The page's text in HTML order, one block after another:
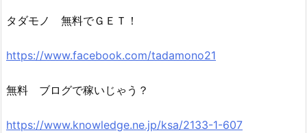
タダモノ 無料でＧＥＴ！
https://www.facebook.com/tadamono21
無料 ブログで稼いじゃう？
https://www.knowledge.ne.jp/ksa/2133-1-607